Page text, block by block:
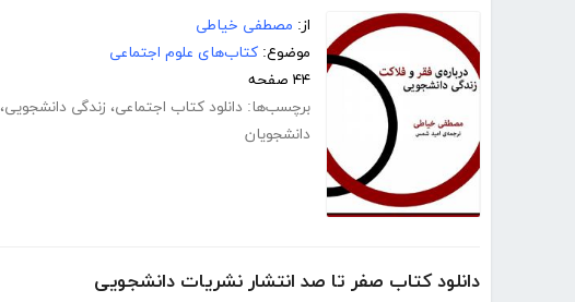
از: مصطفی خیاطی
موضوع: کتاب‌های علوم اجتماعی
۴۴ صفحه
برچسب‌ها: دانلود کتاب اجتماعی، زندگی دانشجویی،
دانشجویان
دانلود کتاب صفر تا صد انتشار نشریات دانشجویی